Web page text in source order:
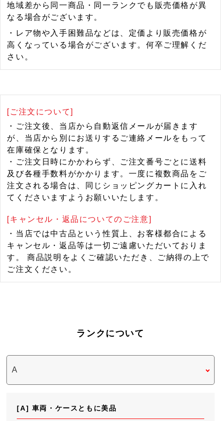
地域差から同一商品・同一ランクでも販売価格が異
なる場合がございます。
・レア物や入手困難品などは、定価より販売価格が
高くなっている場合がございます。何卒ご理解くだ
さい。
[ご注文について]
・ご注文後、当店から自動返信メールが届きます
が、当店から別にお送りするご連絡メールをもって
在庫確保となります。
・ご注文日時にかかわらず、ご注文番号ごとに送料
及び各種手数料がかかります。一度に複数商品をご
注文される場合は、同じショッピングカートに入れ
てくださいますようお願いいたします。
[キャンセル・返品についてのご注意]
・当店では中古品という性質上、お客様都合による
キャンセル・返品等は一切ご遠慮いただいておりま
す。 商品説明をよくご確認いただき、ご納得の上で
ご注文ください。
ランクについて
[A] 車両・ケースともに美品